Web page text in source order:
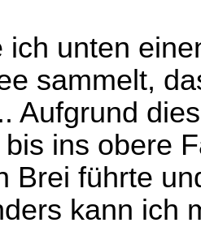
ich unten
sammelt,
Aufgrund
ins obere
Brei führte
kann ich